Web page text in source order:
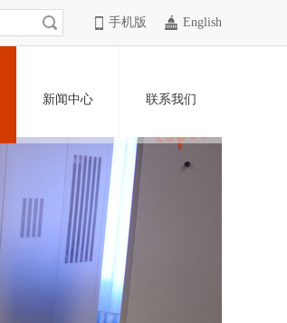
手机版 English
新闻中心 联系我们